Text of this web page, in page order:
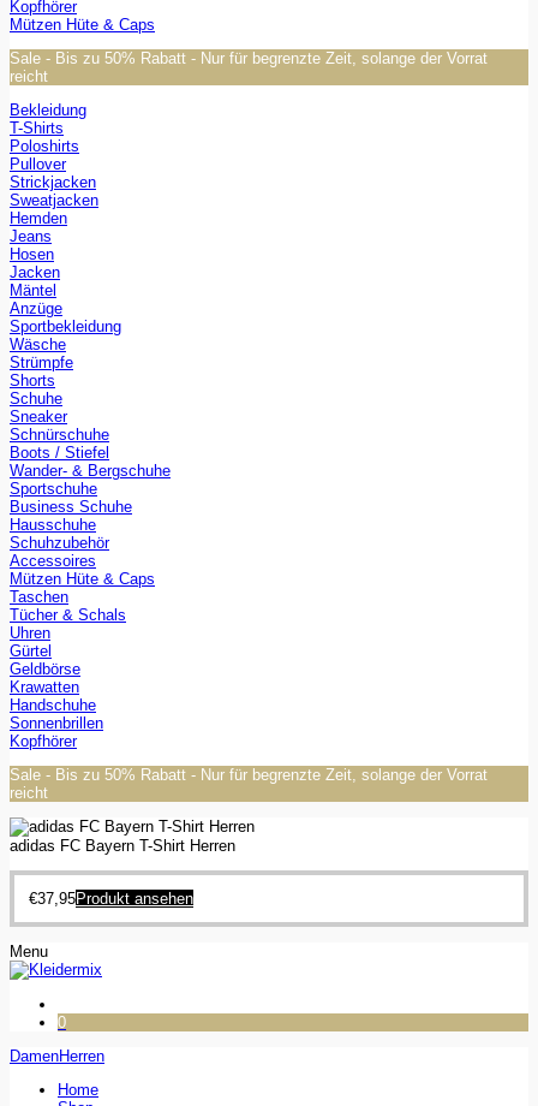
Kopfhörer
Mützen Hüte & Caps
Sale - Bis zu 50% Rabatt - Nur für begrenzte Zeit, solange der Vorrat
reicht
Bekleidung
T-Shirts
Poloshirts
Pullover
Strickjacken
Sweatjacken
Hemden
Jeans
Hosen
Jacken
Mäntel
Anzüge
Sportbekleidung
Wäsche
Strümpfe
Shorts
Schuhe
Sneaker
Schnürschuhe
Boots / Stiefel
Wander- & Bergschuhe
Sportschuhe
Business Schuhe
Hausschuhe
Schuhzubehör
Accessoires
Mützen Hüte & Caps
Taschen
Tücher & Schals
Uhren
Gürtel
Geldbörse
Krawatten
Handschuhe
Sonnenbrillen
Kopfhörer
Sale - Bis zu 50% Rabatt - Nur für begrenzte Zeit, solange der Vorrat
reicht
adidas FC Bayern T-Shirt Herren
€37,95Produkt ansehen
Menu
0
DamenHerren
Home